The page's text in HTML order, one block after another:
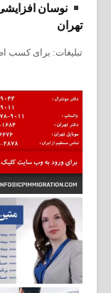
نوسان افزایشی
تهران
تبلیغات: برای کسب